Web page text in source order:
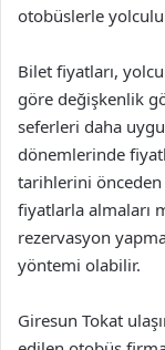
otobüslerle
Bilet fiyatları,
göre değişkenlik
seferleri daha
dönemlerinde
tarihlerini
fiyatlarla almaları
rezervasyon
yöntemi olabilir.
Giresun Tokat